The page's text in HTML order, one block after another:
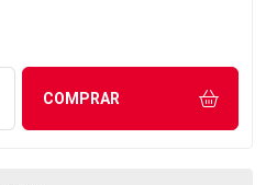
UMA UNIDADE
COMPRAR